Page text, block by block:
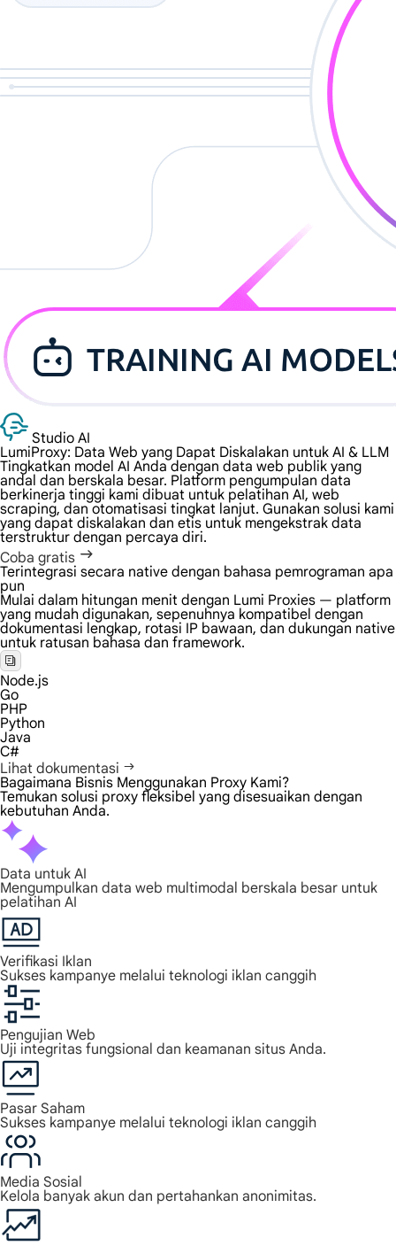
Studio AI
LumiProxy: Data Web yang Dapat Diskalakan untuk AI & LLM
Tingkatkan model AI Anda dengan data web publik yang
andal dan berskala besar. Platform pengumpulan data
berkinerja tinggi kami dibuat untuk pelatihan AI, web
scraping, dan otomatisasi tingkat lanjut. Gunakan solusi kami
yang dapat diskalakan dan etis untuk mengekstrak data
terstruktur dengan percaya diri.
Coba gratis
Terintegrasi secara native dengan bahasa pemrograman apa
pun
Mulai dalam hitungan menit dengan Lumi Proxies — platform
yang mudah digunakan, sepenuhnya kompatibel dengan
dokumentasi lengkap, rotasi IP bawaan, dan dukungan native
untuk ratusan bahasa dan framework.
Node.js
Go
PHP
Python
Java
C#
Lihat dokumentasi
Bagaimana Bisnis Menggunakan Proxy Kami?
Temukan solusi proxy fleksibel yang disesuaikan dengan
kebutuhan Anda.
Data untuk AI
Mengumpulkan data web multimodal berskala besar untuk
pelatihan AI
Verifikasi Iklan
Sukses kampanye melalui teknologi iklan canggih
Pengujian Web
Uji integritas fungsional dan keamanan situs Anda.
Pasar Saham
Sukses kampanye melalui teknologi iklan canggih
Media Sosial
Kelola banyak akun dan pertahankan anonimitas.